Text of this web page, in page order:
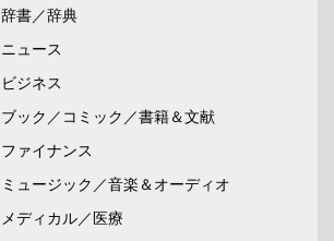
辞書／辞典
ニュース
ビジネス
ブック／コミック／書籍＆文献
ファイナンス
ミュージック／音楽＆オーディオ
メディカル／医療